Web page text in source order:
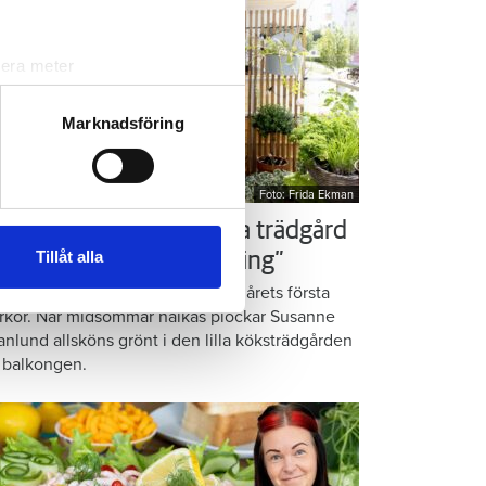
meter
. Du kan ändra
information från din enhet
kombinera informationen
Marknadsföring
Tillåt alla
Foto: Frida Ekman
som Susanne – ordna trädgård
balkongen: ”God gärning”
örter, krispig sallad och årets första
När midsommar nalkas plockar Susanne
allsköns grönt i den lilla köksträdgården